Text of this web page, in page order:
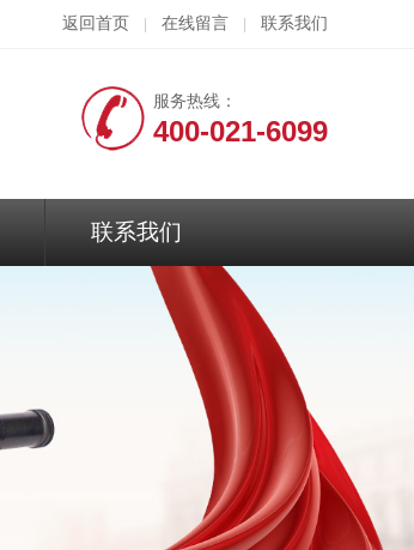
返回首页 在线留言 联系我们
服务热线：
400-021-6099
联系我们